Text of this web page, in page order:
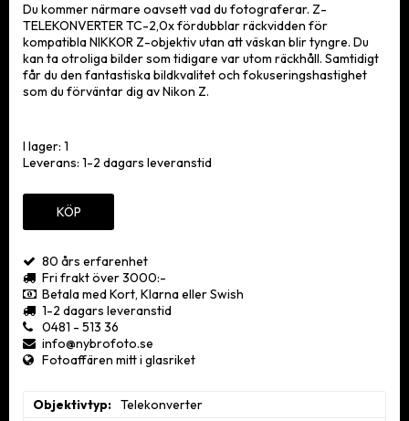
Du kommer närmare oavsett vad du fotograferar. Z-
TELEKONVERTER TC-2,0x fördubblar räckvidden för
kompatibla NIKKOR Z-objektiv utan att väskan blir tyngre. Du
kan ta otroliga bilder som tidigare var utom räckhåll. Samtidigt
får du den fantastiska bildkvalitet och fokuseringshastighet
som du förväntar dig av Nikon Z.
NIKKOR Z 70-180mm f/2.8
NIKKOR Z 70-200mm f/2.8 VR S
NIKKOR Z 100-400mm f/4.5-5.6 VR S
NIKKOR Z 180-600mm f/5.6-6.3 VR
NIKKOR Z 600mm f/4 TC VR S
NIKKOR Z 800mm f/6.3 VR S
I lager: 1
Leverans: 1-2 dagars leveranstid
KÖP
80 års erfarenhet
Fri frakt över 3000:-
Betala med Kort, Klarna eller Swish
1-2 dagars leveranstid
0481 - 513 36
info@nybrofoto.se
Fotoaffären mitt i glasriket
Objektivtyp
Telekonverter